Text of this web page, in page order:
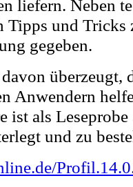
liefern. Neben
Tipps und
gegeben.
überzeugt,
Anwendern
ist als Leseprobe
und zu